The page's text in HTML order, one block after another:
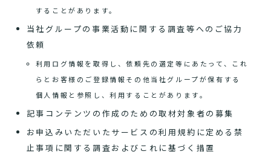
することがあります。
当社グループの事業活動に関する調査等へのご協力
依頼
利用ログ情報を取得し、依頼先の選定等にあたって、これ
らとお客様のご登録情報その他当社グループが保有する
個人情報と参照し、利用することがあります。
記事コンテンツの作成のための取材対象者の募集
お申込みいただいたサービスの利用規約に定める禁
止事項に関する調査およびこれに基づく措置